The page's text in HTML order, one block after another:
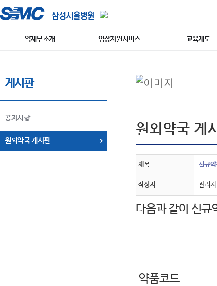
약제부 소개 임상지원 서비스 교육제도
게시판
공지사항
원외약국 게시판
원외약국 게
제목 신규
작성자 관리자
다음과 같이 신규
약품코드